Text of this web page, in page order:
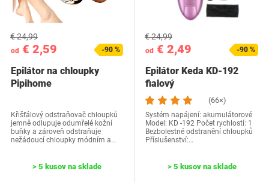
od € 2,59
€ 24,99
-90 %
Epilátor na chloupky
Pipihome
Křišťálový odstraňovač chloupků
jemně odlupuje odumřelé kožní
buňky a zároveň odstraňuje
nežádoucí chloupky módním a…
> 5 kusov na sklade
od € 2,49
€ 24,99
-90 %
Epilátor Keda KD-192
fialový
(66×)
Systém napájení: akumulátorové
Model: KD -192 Počet rychlostí: 1
Bezbolestné odstranění chloupků
Příslušenství:…
> 5 kusov na sklade